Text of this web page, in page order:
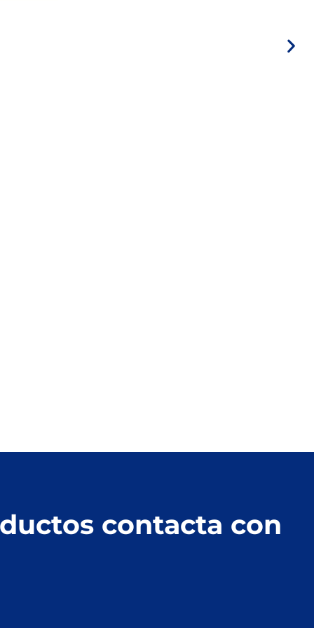
contacta con